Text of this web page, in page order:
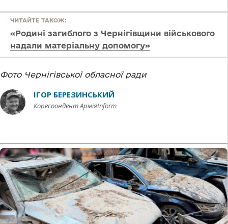
ЧИТАЙТЕ ТАКОЖ:
«Родині загиблого з Чернігівщини військового
надали матеріальну допомогу»
Фото Чернігівської обласної ради
ІГОР БЕРЕЗИНСЬКИЙ
Кореспондент АрміяInform